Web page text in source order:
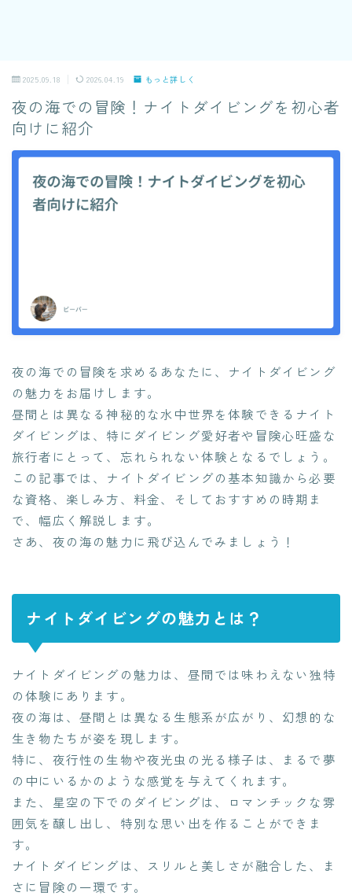
2025.09.18 2026.04.19 もっと詳しく
夜の海での冒険！ナイトダイビングを初心者
向けに紹介
夜の海での冒険を求めるあなたに、ナイトダイビング
の魅力をお届けします。
昼間とは異なる神秘的な水中世界を体験できるナイト
ダイビングは、特にダイビング愛好者や冒険心旺盛な
旅行者にとって、忘れられない体験となるでしょう。
この記事では、ナイトダイビングの基本知識から必要
な資格、楽しみ方、料金、そしておすすめの時期ま
で、幅広く解説します。
さあ、夜の海の魅力に飛び込んでみましょう！
ナイトダイビングの魅力とは？
ナイトダイビングの魅力は、昼間では味わえない独特
の体験にあります。
夜の海は、昼間とは異なる生態系が広がり、幻想的な
生き物たちが姿を現します。
特に、夜行性の生物や夜光虫の光る様子は、まるで夢
の中にいるかのような感覚を与えてくれます。
また、星空の下でのダイビングは、ロマンチックな雰
囲気を醸し出し、特別な思い出を作ることができま
す。
ナイトダイビングは、スリルと美しさが融合した、ま
さに冒険の一環です。